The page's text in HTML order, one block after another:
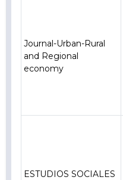
Journal-Urban-Rural
and Regional
economy
ESTUDIOS SOCIALES